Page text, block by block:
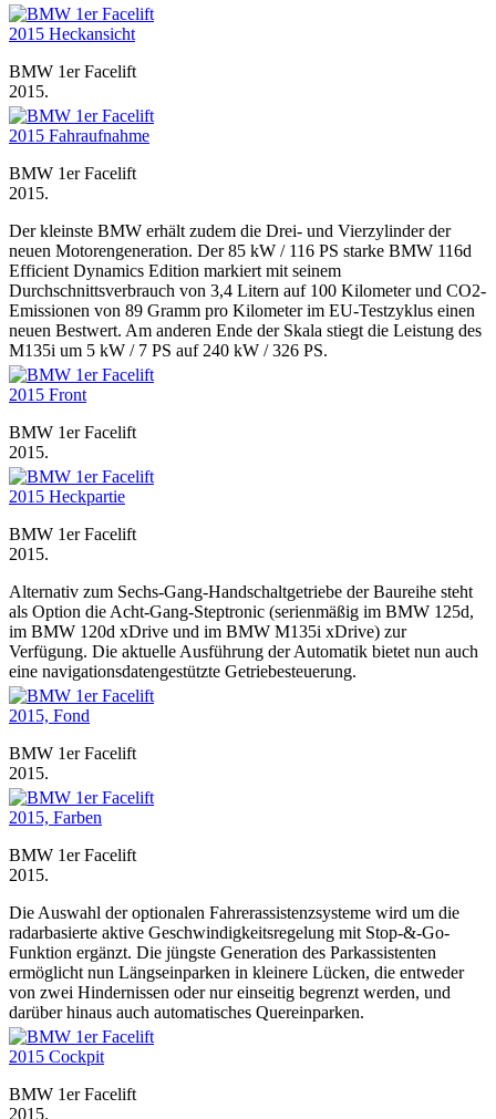
BMW 1er Facelift
2015.
BMW 1er Facelift
2015.
Der kleinste BMW erhält zudem die Drei- und Vierzylinder der
neuen Motorengeneration. Der 85 kW / 116 PS starke BMW 116d
Efficient Dynamics Edition markiert mit seinem
Durchschnittsverbrauch von 3,4 Litern auf 100 Kilometer und CO2-
Emissionen von 89 Gramm pro Kilometer im EU-Testzyklus einen
neuen Bestwert. Am anderen Ende der Skala stiegt die Leistung des
M135i um 5 kW / 7 PS auf 240 kW / 326 PS.
BMW 1er Facelift
2015.
BMW 1er Facelift
2015.
Alternativ zum Sechs-Gang-Handschaltgetriebe der Baureihe steht
als Option die Acht-Gang-Steptronic (serienmäßig im BMW 125d,
im BMW 120d xDrive und im BMW M135i xDrive) zur
Verfügung. Die aktuelle Ausführung der Automatik bietet nun auch
eine navigationsdatengestützte Getriebesteuerung.
BMW 1er Facelift
2015.
BMW 1er Facelift
2015.
Die Auswahl der optionalen Fahrerassistenzsysteme wird um die
radarbasierte aktive Geschwindigkeitsregelung mit Stop-&-Go-
Funktion ergänzt. Die jüngste Generation des Parkassistenten
ermöglicht nun Längseinparken in kleinere Lücken, die entweder
von zwei Hindernissen oder nur einseitig begrenzt werden, und
darüber hinaus auch automatisches Quereinparken.
BMW 1er Facelift
2015.